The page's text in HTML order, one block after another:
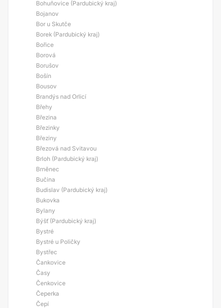
Bohuňovice (Pardubický kraj)
Bojanov
Bor u Skutče
Borek (Pardubický kraj)
Bořice
Borová
Borušov
Bošín
Bousov
Brandýs nad Orlicí
Břehy
Březina
Březinky
Březiny
Březová nad Svitavou
Brloh (Pardubický kraj)
Brněnec
Bučina
Budislav (Pardubický kraj)
Bukovka
Bylany
Býšť (Pardubický kraj)
Bystré
Bystré u Poličky
Bystřec
Čankovice
Časy
Čenkovice
Čeperka
Čepí